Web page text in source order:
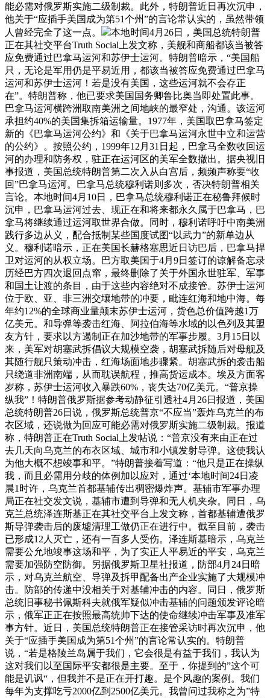
能必需对俄罗斯实施二级制裁。此外，特朗普近日再次沉申，
他关于“应插手美国成为第51个州”的言论常认实的，虽然带领
人曾经完全了这一点。
本地时间4月26日，美国总统特朗普
正在其社交平台Truth Social上发文称，美舰和商船都该当被答
应免费通过巴拿马运河和苏伊士运河。特朗普暗示，“美国船
只，无论是军用仍是平易近用，都该当被答应免费通过巴拿马
运河和苏伊士运河！若是没有美国，这些运河就不会存正
在”。特朗普称，他已要求美国国务卿鲁比奥当即处置此事。
巴拿马运河横跨洲取南美洲之间地峡的最窄处，沟通。该运河
承担约40%的美国集拆箱运输量。1977年，美国取巴拿马签定
新的《巴拿马运河公约》和《关于巴拿马运河永世中立和运营
的公约》。按照公约，1999年12月31日起，巴拿马全数收回运
河的办理和防务权，驻正在运河区的美军全数撤出。据央视旧
事报道，美国总统特朗普第二次入从白宫后，频频声称要“收
回”巴拿马运河。巴拿马总统穆利诺则多次，否决特朗普相关
言论。本地时间4月10日，巴拿马总统穆利诺正在秘鲁拜候时
沉申，巴拿马运河过去、现正在和将来都永久属于巴拿马，巴
拿马将继续通过运河取世界合做。同时，穆利诺呼吁中南美洲
践行多边从义，配合抵制某些国度试图“以武力”的新单边从
义。穆利诺暗示，正在美国长赫格塞思近日访巴后，巴拿马捍
卫对运河的从权立场。巴方取美国于4月9日签订的谅解备忘录
历经巴方四次退回点窜，最终删除了关于外国永世驻军、军事
和国土让渡的条目，由于这些内容绝对不成接管。苏伊士运河
位于欧、亚、非三洲交壤地带的冲要，毗连红海和地中海。每
年约12%的全球商业量颠末苏伊士运河，货色总价值跨越1万
亿美元。和导弹等袭击红海、阿拉伯海等水域的以色列及其盟
友方针，要求以方遏制正在加沙地带的军事步履。3月15日以
来，美军对胡塞武拆倡议大规模空袭，胡塞武拆随后对母舰及
其随行舰只策动冲击，红海场面地步骤紧。胡塞武拆的袭击船
只绕道非洲南端，从而耽误航程，推高货运成本。埃及方面客
岁称，苏伊士运河收入暴跌60%，丧失达70亿美元。“普京操
纵我”！特朗普俄罗斯据参考动静征引透社4月26日报道，美国
总统特朗普26日说，俄罗斯总统普京“不应当”轰炸乌克兰的布
衣区域，还说做为回应可能必需对俄罗斯实施二级制裁。报道
称，特朗普正在Truth Social上发帖说：“普京没有来由正在过
去几天向乌克兰的布衣区域、城市和小镇发射导弹。这使我认
为他大概不想竣事和平。”特朗普接着写道：“他只是正在操纵
我，而且必需用分歧的体例加以应对，通过‘本地时间24日凌
晨1时许，乌克兰首都基辅传出稠密爆炸声。基辅市军事办理
局正在社交发文说，基辅市遭到导弹和无人机夹杂。同日，乌
克兰总统泽连斯基正在其社交平台上发文称，首都基辅遭俄罗
斯导弹袭击后的废墟清理工做仍正在进行中。截至目前，袭击
已形成12人灭亡，还有一百多人受伤。泽连斯基暗示，乌克兰
需要公允地竣事这场和平，为了实正人平易近的平安，乌克兰
需要加强防空防御。另据俄罗斯卫星社报道，防部4月24日暗
示，对乌克兰航空、导弹及拆甲配备出产企业实施了大规模冲
击。防部的传递中没相关于对基辅冲击的内容。同日，俄罗斯
总统旧事秘书佩斯科夫就俄军疑似冲击基辅的问题颁发评论暗
示，俄军正正在按照最高统帅下达的使命继续冲击军事及准军
事方针。近日，美国总统特朗普正在接管采访时再次沉申，他
关于“应插手美国成为第51个州”的言论常认实的。特朗普
说，“若是格陵兰岛属于我们，它会很是有益于我们，我认为
这对我们以至国际平安都很是主要。至于，你提到的”这个可
能是讥讽“，但我并不是正在开打趣。是个风趣的案例。我们
每年为支撑吃亏2000亿到2500亿美元。我曾问过我称之为”特